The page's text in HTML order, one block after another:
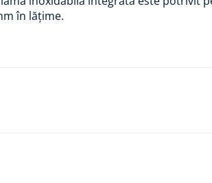
în lățime.